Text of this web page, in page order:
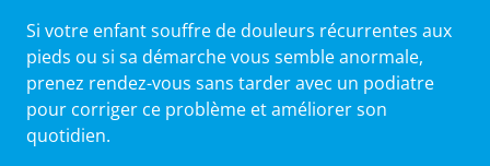
Si votre enfant souffre de douleurs récurrentes aux
pieds ou si sa démarche vous semble anormale,
prenez rendez-vous sans tarder avec un podiatre
pour corriger ce problème et améliorer son
quotidien.